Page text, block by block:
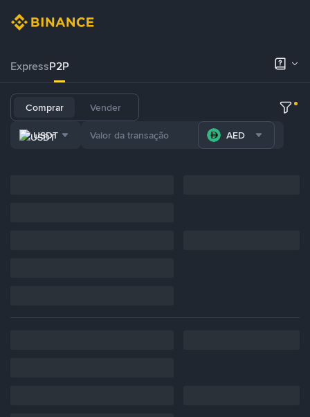
ExpressP2P
Comprar Vender
USDT AED